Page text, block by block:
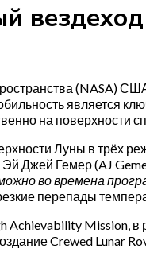
(NASA)
является
на поверхности
Луны в трёх
Джей Гемер (AJ
во времена
перепады
Mission, в
Crewed Lunar